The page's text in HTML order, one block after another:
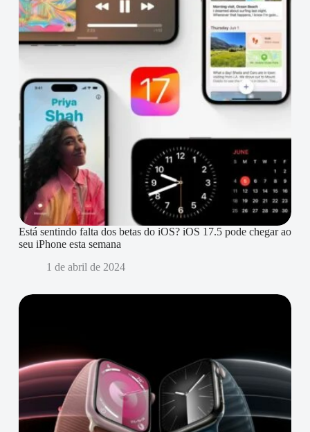
Está sentindo falta dos betas do iOS? iOS 17.5 pode chegar ao
seu iPhone esta semana
1 de abril de 2024